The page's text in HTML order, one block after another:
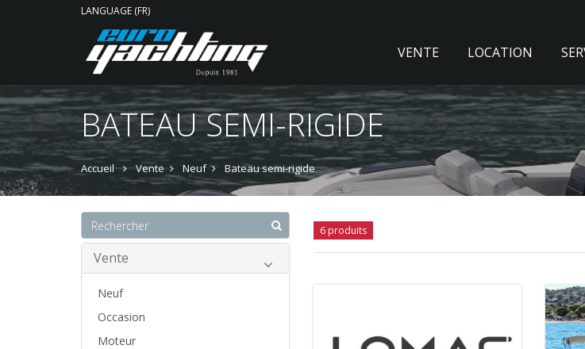
LANGUAGE (FR)
VENTE LOCATION
BATEAU SEMI-RIGIDE
Accueil Vente Neuf Bateau semi-rigide
Vente
Neuf
Occasion
Moteur
6 produits